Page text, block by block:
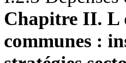
Chapitre II. L
communes :